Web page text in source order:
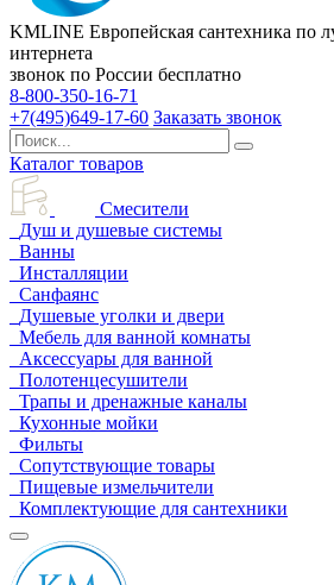
KMLINE Европейская сантехника по
интернета
звонок по России бесплатно
8-800-350-16-71
+7(495)649-17-60 Заказать звонок
Каталог товаров
Смесители
Душ и душевые системы
Ванны
Инсталляции
Санфаянс
Душевые уголки и двери
Мебель для ванной комнаты
Аксессуары для ванной
Полотенцесушители
Трапы и дренажные каналы
Кухонные мойки
Фильты
Сопутствующие товары
Пищевые измельчители
Комплектующие для сантехники